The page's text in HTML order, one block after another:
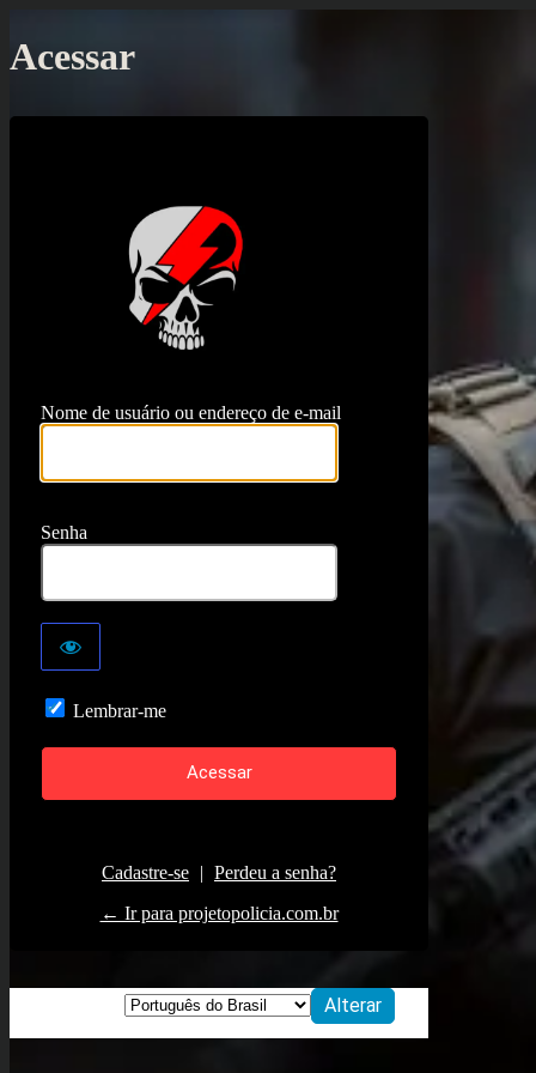
Acessar
Nome de usuário ou endereço de e-mail
Senha
Lembrar-me
Cadastre-se | Perdeu a senha?
← Ir para projetopolicia.com.br